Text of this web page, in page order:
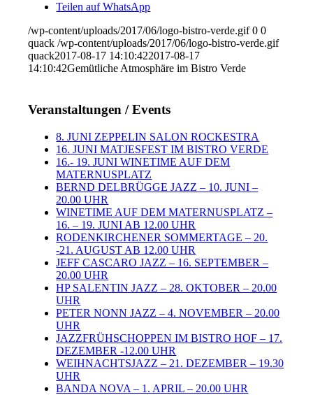
Teilen auf WhatsApp
/wp-content/uploads/2017/06/logo-bistro-verde.gif 0 0
quack /wp-content/uploads/2017/06/logo-bistro-verde.gif
quack2017-08-17 14:10:422017-08-17
14:10:42Gemütliche Atmosphäre im Bistro Verde
Veranstaltungen / Events
8. JUNI ZEPPELIN SALON ROCKESTRA
16. JUNI MATJESFEST IM BISTRO VERDE
16.- 19. JUNI WINETIME AUF DEM
MATERNUSPLATZ
BERND DELBRÜGGE JAZZ – 10. JUNI –
20.00 UHR
WINETIME AUF DEM MATERNUSPLATZ –
16. – 19. JUNI AB 12.00 UHR
RODENKIRCHENER SOMMERTAGE – 20.
-21. AUGUST AB 12.00 UHR
JEFF CASCARO JAZZ – 16. SEPTEMBER –
20.00 UHR
HP SALENTIN JAZZ – 28. OKTOBER – 20.00
UHR
PETER NONN JAZZ – 4. NOVEMBER – 20.00
UHR
JAZZFRÜHSCHOPPEN IM BISTRO HOF – 17.
DEZEMBER -12.00 UHR
WEIHNACHTSJAZZ – 21. DEZEMBER – 19.30
UHR
BANDA NOVA – 1. APRIL – 20.00 UHR